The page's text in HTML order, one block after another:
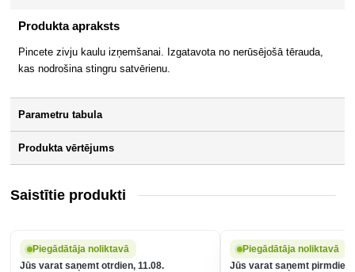
Produkta apraksts
Pincete zivju kaulu izņemšanai. Izgatavota no nerūsējošā tērauda,
kas nodrošina stingru satvērienu.
Parametru tabula
Produkta vērtējums
Saistītie produkti
Piegādātāja noliktavā
Jūs varat saņemt otrdien, 11.08.
Piegādātāja noliktavā
Jūs varat saņemt pirmdien,